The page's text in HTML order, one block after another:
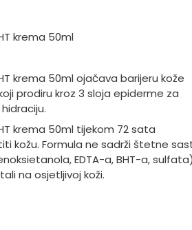
krema 50ml
krema 50ml ojačava barijeru kože
prodiru kroz 3 sloja epiderme za
krema 50ml tijekom 72 sata
kožu. Formula ne sadrži štetne
EDTA-a, BHT-a,
na osjetljivoj koži.